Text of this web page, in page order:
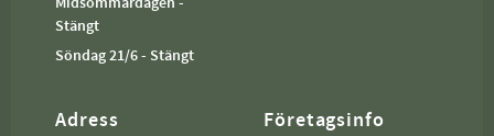
Stängt
Söndag 21/6 - Stängt
Adress Företagsinfo